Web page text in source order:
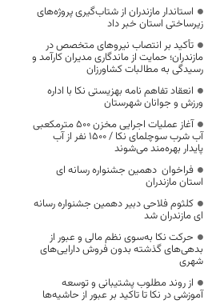
استاندار مازندران از شتاب‌گیری پروژه‌های
زیرساختی استان خبر داد
تأکید بر انتصاب نیروهای متخصص در
مازندران؛ حمایت از ماندگاری مدیران کارآمد و
رسیدگی به مطالبات کشاورزان
انعقاد تفاهم نامه بهزیستی نکا با اداره
ورزش و جوانان شهرستان
آغاز عملیات اجرایی مخزن ۵۰۰ مترمکعبی
آب شرب سوچلمای نکا / ۱۵۰۰ نفر از آب
پایدار بهره‌مند می‌شوند
فراخوان دهمین جشنواره رسانه ای
استان مازندران
کلثوم فلاحی دبیر دهمین جشنواره رسانه
ای مازندران شد
حرکت نکا به‌سوی نظم مالی و عبور از
بدهی‌های گذشته بدون فروش دارایی‌های
شهری
از روند مطلوب پشتیبانی و توسعه
آموزشی در نکا تا تاکید بر عبور از حاشیه‌ها